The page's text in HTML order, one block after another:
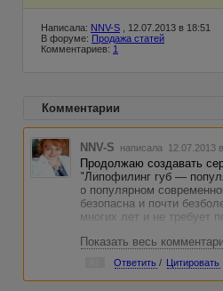
Написала: NNV-S , 12.07.2013 в 18:51
В форуме: Продажа статей
Комментариев: 1
Комментарии
NNV-S написала 12.07.2013
Продолжаю создавать
"Липофилинг губ —
о популярном
безопасна и почти
многих лет и не требует
Ссылка на статью:http://
Также Вашему вниманию
кожи лица?"
Показать весь
Ответить / Цитировать